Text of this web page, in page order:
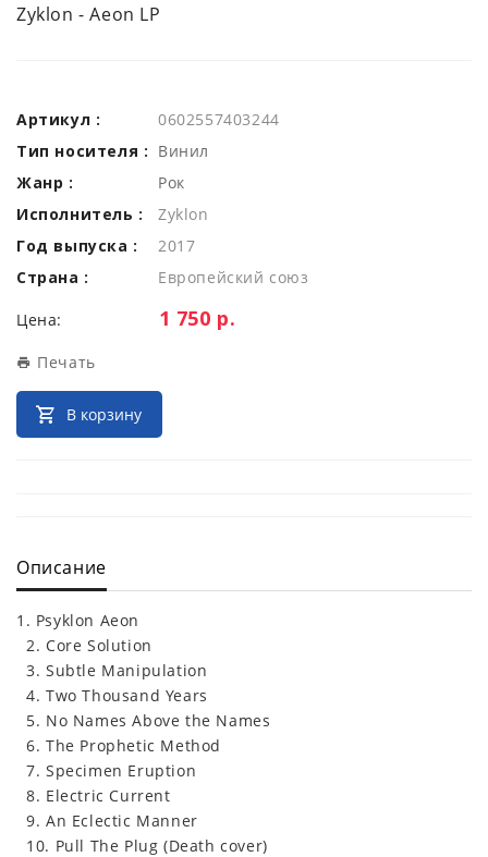
Zyklon - Aeon LP
Артикул :
0602557403244
Тип носителя : Винил
Жанр :
Рок
Исполнитель :
Zyklon
Год выпуска :
2017
Страна :
Европейский союз
Цена: Цена:
1 750 р.
Печать
В корзину
Описание
1. Psyklon Aeon
2. Core Solution
3. Subtle Manipulation
4. Two Thousand Years
5. No Names Above the Names
6. The Prophetic Method
7. Specimen Eruption
8. Electric Current
9. An Eclectic Manner
10. Pull The Plug (Death cover)